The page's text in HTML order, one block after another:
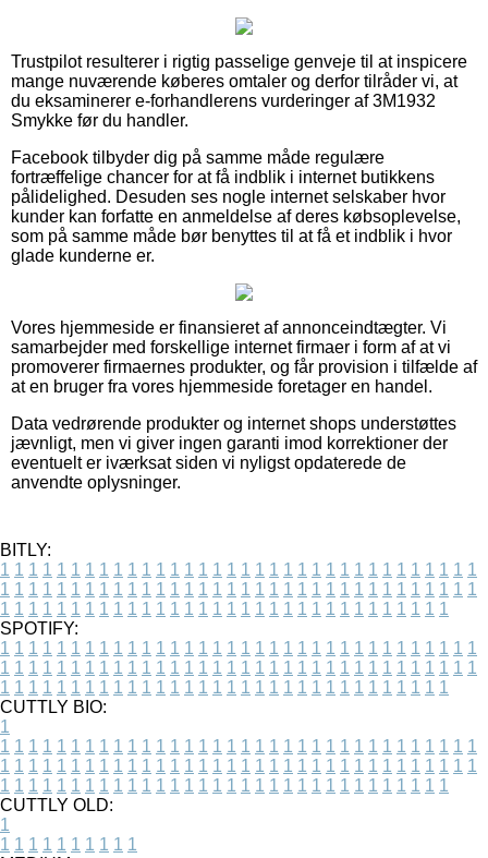
Trustpilot resulterer i rigtig passelige genveje til at inspicere
mange nuværende køberes omtaler og derfor tilråder vi, at
du eksaminerer e-forhandlerens vurderinger af 3M1932
Smykke før du handler.
Facebook tilbyder dig på samme måde regulære
fortræffelige chancer for at få indblik i internet butikkens
pålidelighed. Desuden ses nogle internet selskaber hvor
kunder kan forfatte en anmeldelse af deres købsoplevelse,
som på samme måde bør benyttes til at få et indblik i hvor
glade kunderne er.
Vores hjemmeside er finansieret af annonceindtægter. Vi
samarbejder med forskellige internet firmaer i form af at vi
promoverer firmaernes produkter, og får provision i tilfælde af
at en bruger fra vores hjemmeside foretager en handel.
Data vedrørende produkter og internet shops understøttes
jævnligt, men vi giver ingen garanti imod korrektioner der
eventuelt er iværksat siden vi nyligst opdaterede de
anvendte oplysninger.
BITLY:
1 1 1 1 1 1 1 1 1 1 1 1 1 1 1 1 1 1 1 1 1 1 1 1 1 1 1 1 1 1 1 1 1 1
1 1 1 1 1 1 1 1 1 1 1 1 1 1 1 1 1 1 1 1 1 1 1 1 1 1 1 1 1 1 1 1 1 1
1 1 1 1 1 1 1 1 1 1 1 1 1 1 1 1 1 1 1 1 1 1 1 1 1 1 1 1 1 1 1 1
SPOTIFY:
1 1 1 1 1 1 1 1 1 1 1 1 1 1 1 1 1 1 1 1 1 1 1 1 1 1 1 1 1 1 1 1 1 1
1 1 1 1 1 1 1 1 1 1 1 1 1 1 1 1 1 1 1 1 1 1 1 1 1 1 1 1 1 1 1 1 1 1
1 1 1 1 1 1 1 1 1 1 1 1 1 1 1 1 1 1 1 1 1 1 1 1 1 1 1 1 1 1 1 1
CUTTLY BIO:
1
1 1 1 1 1 1 1 1 1 1 1 1 1 1 1 1 1 1 1 1 1 1 1 1 1 1 1 1 1 1 1 1 1 1
1 1 1 1 1 1 1 1 1 1 1 1 1 1 1 1 1 1 1 1 1 1 1 1 1 1 1 1 1 1 1 1 1 1
1 1 1 1 1 1 1 1 1 1 1 1 1 1 1 1 1 1 1 1 1 1 1 1 1 1 1 1 1 1 1 1
CUTTLY OLD:
1
1 1 1 1 1 1 1 1 1 1